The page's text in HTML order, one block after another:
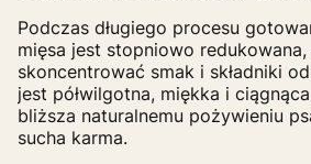
Podczas długiego procesu
mięsa jest stopniowo
skoncentrować smak i składniki
jest półwilgotna, miękka i
bliższa naturalnemu pożywieniu
sucha karma.